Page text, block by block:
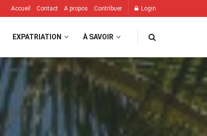
Accueil Contact A propos Contribuer Login
EXPATRIATION À SAVOIR